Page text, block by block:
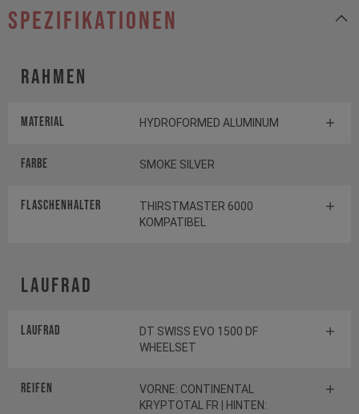
Spezifikationen
Rahmen
Material HYDROFORMED ALUMINUM
Farbe SMOKE SILVER
FLASCHENHALTER
THIRSTMASTER 6000
KOMPATIBEL
Laufrad
Laufrad
DT SWISS EVO 1500 DF
WHEELSET
Reifen
VORNE: CONTINENTAL
KRYPTOTAL FR | HINTEN: